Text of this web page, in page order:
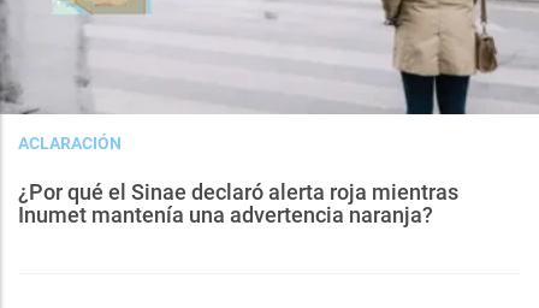
ACLARACIÓN
¿Por qué el Sinae declaró alerta roja mientras
Inumet mantenía una advertencia naranja?